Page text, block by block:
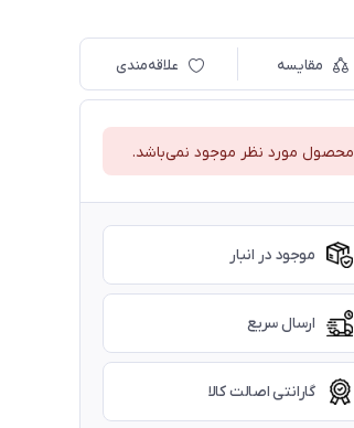
مقایسه علاقه‌مندی
محصول مورد نظر موجود نمی‌باشد.
موجود در انبار
ارسال سریع
گارانتی اصالت کالا